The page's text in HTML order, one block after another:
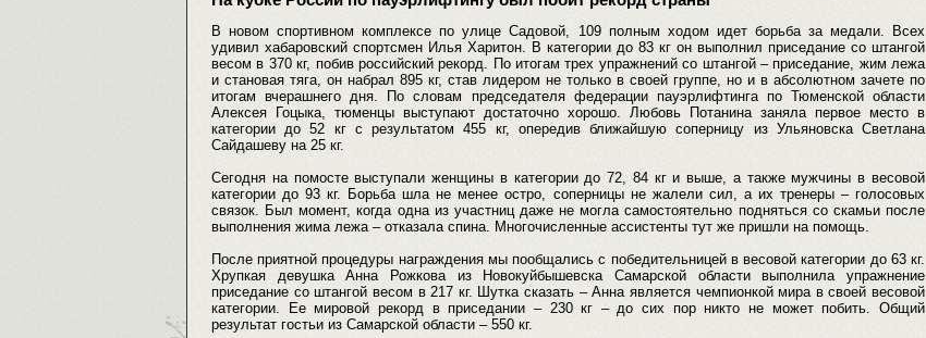
В новом спортивном комплексе по улице Садовой, 109 полным ходом идет борьба за медали. Всех
удивил хабаровский спортсмен Илья Харитон. В категории до 83 кг он выполнил приседание со штангой
весом в 370 кг, побив российский рекорд. По итогам трех упражнений со штангой – приседание, жим лежа
и становая тяга, он набрал 895 кг, став лидером не только в своей группе, но и в абсолютном зачете по
итогам вчерашнего дня. По словам председателя федерации пауэрлифтинга по Тюменской области
Алексея Гоцыка, тюменцы выступают достаточно хорошо. Любовь Потанина заняла первое место в
категории до 52 кг с результатом 455 кг, опередив ближайшую соперницу из Ульяновска Светлана
Сайдашеву на 25 кг.
Сегодня на помосте выступали женщины в категории до 72, 84 кг и выше, а также мужчины в весовой
категории до 93 кг. Борьба шла не менее остро, соперницы не жалели сил, а их тренеры – голосовых
связок. Был момент, когда одна из участниц даже не могла самостоятельно подняться со скамьи после
выполнения жима лежа – отказала спина. Многочисленные ассистенты тут же пришли на помощь.
После приятной процедуры награждения мы пообщались с победительницей в весовой категории до 63 кг.
Хрупкая девушка Анна Рожкова из Новокуйбышевска Самарской области выполнила упражнение
приседание со штангой весом в 217 кг. Шутка сказать – Анна является чемпионкой мира в своей весовой
категории. Ее мировой рекорд в приседании – 230 кг – до сих пор никто не может побить. Общий
результат гостьи из Самарской области – 550 кг.